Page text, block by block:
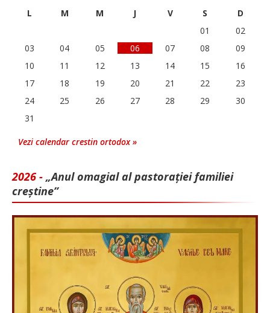
L M M J V S
D
01
02
03
04 05 06 07 08
09
10
11 12 13 14 15
16
17
18 19 20 21 22
23
24
25 26 27 28 29
30
31
Vezi calendar crestin ortodox »
2026 - „Anul omagial al pastorației familiei
creștine”